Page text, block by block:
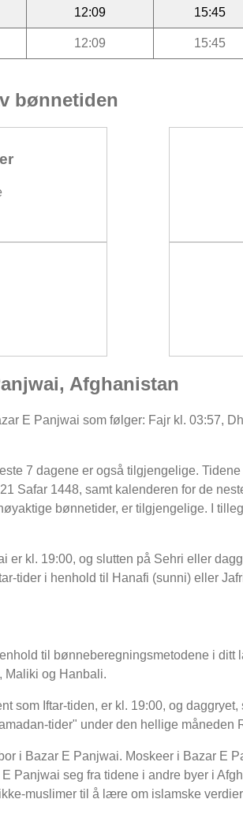
12:09 15:45
12:09 15:45
bønnetiden
Afghanistan
E Panjwai som følger: Fajr kl. 03:57,
7 dagene er også tilgjengelige.
Safar 1448, samt kalenderen for de
bønnetider, er tilgjengelige. I
er kl. 19:00, og slutten på Sehri eller
tider i henhold til Hanafi (sunni) eller
til bønneberegningsmetodene i
Maliki og Hanbali.
som Iftar-tiden, er kl. 19:00, og
tider" under den hellige måneden
i Bazar E Panjwai. Moskeer i Bazar E
Panjwai seg fra tidene i andre byer i
muslimer til å lære om islamske